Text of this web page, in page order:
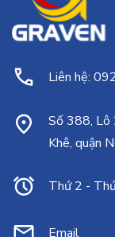
Liên hệ:
Số 388, Lô
Khê, quận
Thứ 2 -
Email